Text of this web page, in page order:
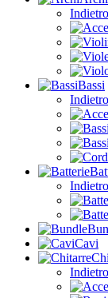
Indietro
Bassi
Indietro
Indietro
Cavi
Indietro